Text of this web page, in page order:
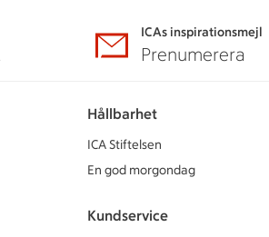
ICAs inspirationsmejl
Prenumerera
Hållbarhet
ICA Stiftelsen
En god morgondag
Kundservice